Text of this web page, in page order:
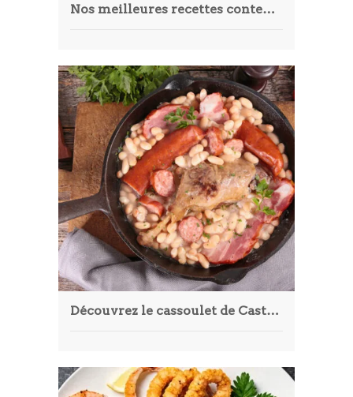
Nos meilleures recettes contenant du thé
Découvrez le cassoulet de Castelnaudary : un trésor gastronomique du Sud-Ouest